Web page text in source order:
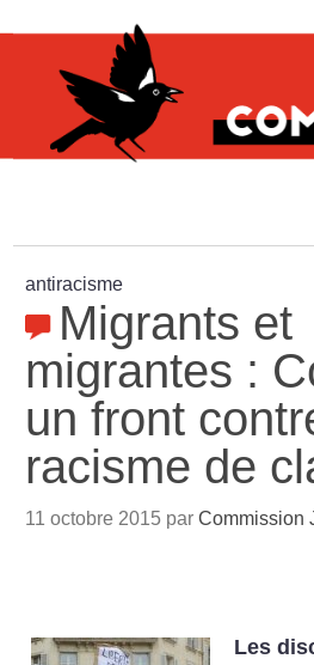
antiracisme
Migrants et
migrantes :
un front
racisme de
11 octobre 2015 parCommission
Les